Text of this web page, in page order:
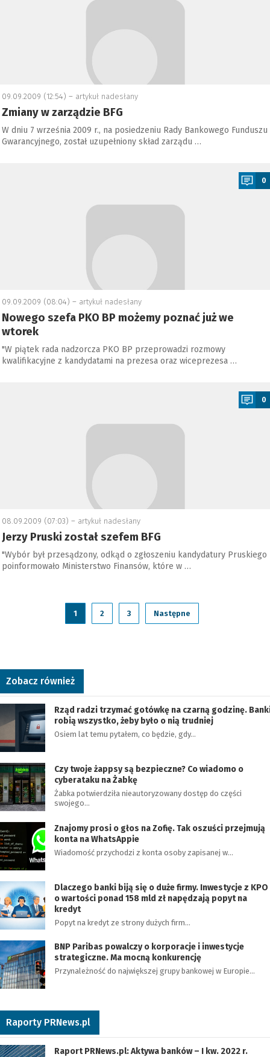
09.09.2009 (12:54) – artykuł nadesłany
Zmiany w zarządzie BFG
W dniu 7 września 2009 r., na posiedzeniu Rady Bankowego Funduszu
Gwarancyjnego, został uzupełniony skład zarządu …
0
09.09.2009 (08:04) – artykuł nadesłany
Nowego szefa PKO BP możemy poznać już we
wtorek
"W piątek rada nadzorcza PKO BP przeprowadzi rozmowy
kwalifikacyjne z kandydatami na prezesa oraz wiceprezesa …
0
08.09.2009 (07:03) – artykuł nadesłany
Jerzy Pruski został szefem BFG
"Wybór był przesądzony, odkąd o zgłoszeniu kandydatury Pruskiego
poinformowało Ministerstwo Finansów, które w …
1 2 3 Następne
Zobacz również
Rząd radzi trzymać gotówkę na czarną godzinę.
robią wszystko, żeby było o nią trudniej
Osiem lat temu pytałem, co będzie, gdy…
Czy twoje żappsy są bezpieczne? Co wiadomo o
cyberataku na Żabkę
Żabka potwierdziła nieautoryzowany dostęp do części
swojego…
Znajomy prosi o głos na Zofię. Tak oszuści przejmują
konta na WhatsAppie
Wiadomość przychodzi z konta osoby zapisanej w…
Dlaczego banki biją się o duże firmy. Inwestycje z KPO
o wartości ponad 158 mld zł napędzają popyt na
kredyt
Popyt na kredyt ze strony dużych firm…
BNP Paribas powalczy o korporacje i inwestycje
strategiczne. Ma mocną konkurencję
Przynależność do największej grupy bankowej w Europie…
Raporty PRNews.pl
Raport PRNews.pl: Aktywa banków – I kw. 2022 r.